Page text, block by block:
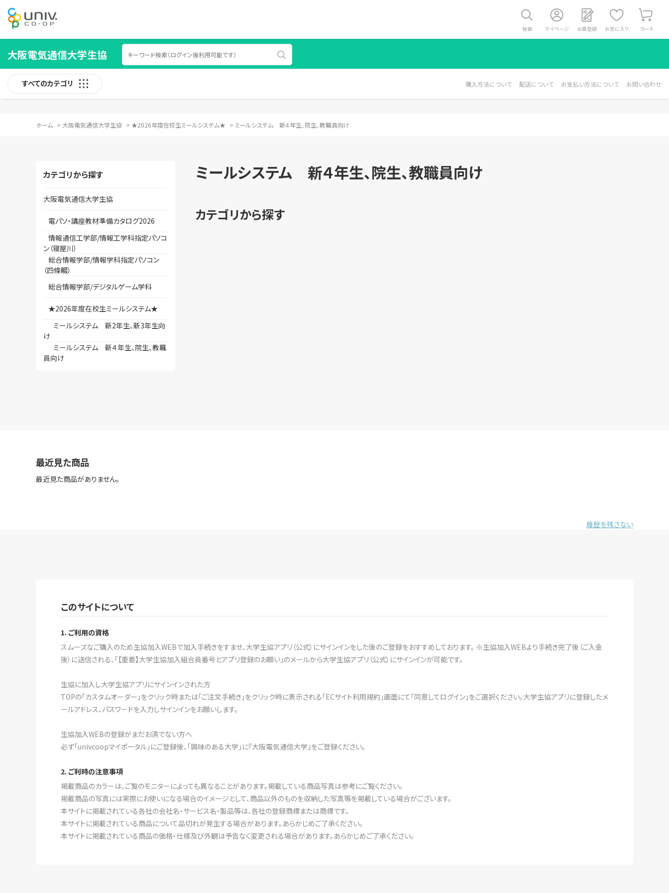
検索 マイページ 会員登録 お気に入り カート
大阪電気通信大学生協
すべてのカテゴリ 購入方法について 配送について お支払い方法について お問い合わせ
ホーム > 大阪電気通信大学生協 > ★2026年度在校生ミールシステム★ > ミールシステム 新４年生、院生、教職員向け
カテゴリから探す
大阪電気通信大学生協
電パソ・講座教材準備カタログ2026
情報通信工学部/情報工学科指定パソコ
ン（寝屋川）
総合情報学部/情報学科指定パソコン
（四條畷）
総合情報学部/デジタルゲーム学科
★2026年度在校生ミールシステム★
ミールシステム 新2年生、新3年生向
け
ミールシステム 新４年生、院生、教職
員向け
ミールシステム 新４年生、院生、教職員向け
カテゴリから探す
最近見た商品
最近見た商品がありません。
履歴を残さない
このサイトについて
1. ご利用の資格
スムーズなご購入のため生協加入WEBで加入手続きをすませ、大学生協アプリ（公式）にサインインをした後のご登録をおすすめしております。 ※生協加入WEBより手続き完了後（ご入金
後）に送信される、「【重要】大学生協加入組合員番号とアプリ登録のお願い」のメールから大学生協アプリ（公式）にサインインが可能です。
生協に加入し大学生協アプリにサインインされた方
TOPの「カスタムオーダー」をクリック時または「ご注文手続き」をクリック時に表示される「ECサイト利用規約」画面にて「同意してログイン」をご選択ください。大学生協アプリに登録したメ
ールアドレス、パスワードを入力しサインインをお願いします。
生協加入WEBの登録がまだお済でない方へ
必ず「univcoopマイポータル」にご登録後、「興味のある大学」に『大阪電気通信大学』をご登録ください。
2. ご利時の注意事項
掲載商品のカラーは、ご覧のモニターによっても異なることがあります。掲載している商品写真は参考にご覧ください。
掲載商品の写真には実際にお使いになる場合のイメージとして、商品以外のものを収納した写真等を掲載している場合がございます。
本サイトに掲載されている各社の会社名・サービス名・製品等は、各社の登録商標または商標です。
本サイトに掲載されている商品について品切れが発生する場合があります。あらかじめご了承ください。
本サイトに掲載されている商品の価格・仕様及び外観は予告なく変更される場合があります。あらかじめご了承ください。